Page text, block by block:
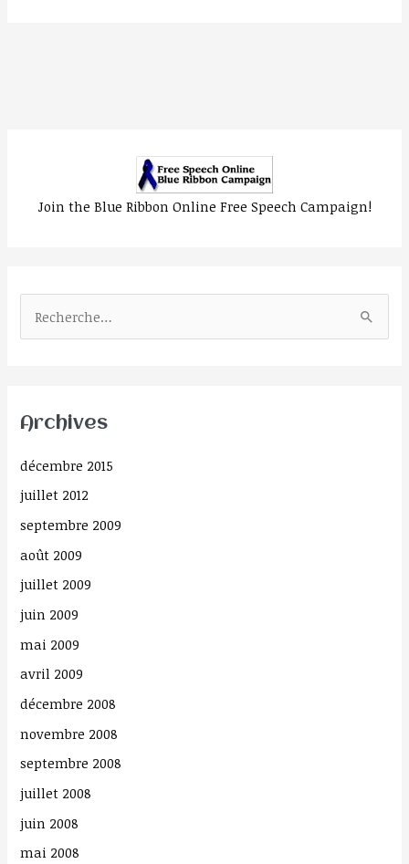
Join the Blue Ribbon Online Free Speech Campaign!
e
e
h
e
r
:
Archives
décembre 2015
juillet 2012
septembre 2009
août 2009
juillet 2009
juin 2009
mai 2009
avril 2009
décembre 2008
novembre 2008
septembre 2008
juillet 2008
juin 2008
mai 2008